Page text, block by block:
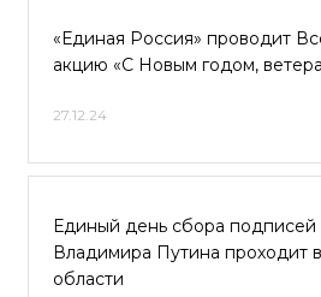
«Единая Россия» проводит
акцию «С Новым годом,
27.12.24
Единый день сбора
Владимира Путина проходит
области